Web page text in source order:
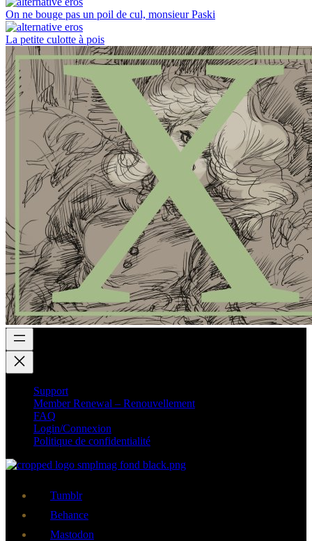
On ne bouge pas un poil de cul, monsieur Paski
La petite culotte à pois
Support
Member Renewal – Renouvellement
FAQ
Login/Connexion
Politique de confidentialité
Tumblr
Behance
Mastodon